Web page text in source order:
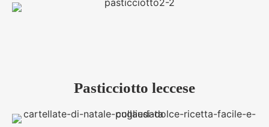
Pasticciotto leccese